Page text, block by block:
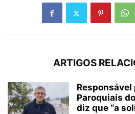
ARTIGOS
Paroquiais
diz que “a